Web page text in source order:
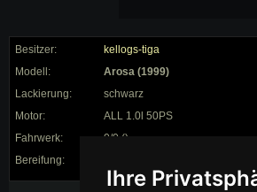
Ihre
Besitzer:
kellogs-tiga
Modell:
Arosa (1999)
Lackierung:
schwarz
Motor:
ALL 1.0l 50PS
Fahrwerk:
0/0 ()
Bereifung: